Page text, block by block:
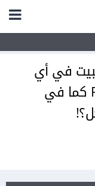
في أي
مشروع في PyCharm كما في